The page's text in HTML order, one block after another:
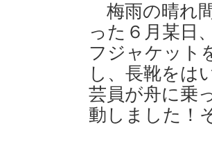
梅雨の晴れ
った６月某日
フジャケット
し、長靴をは
芸員が舟に乗
動しました！